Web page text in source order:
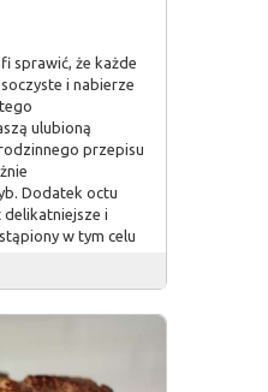
sprawić, że każde
i nabierze
ulubioną
przepisu
Dodatek octu
delikatniejsze i
w tym celu